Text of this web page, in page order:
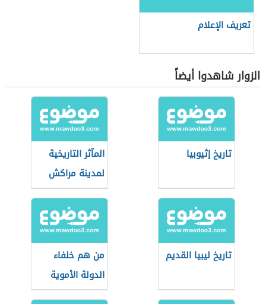
تعريف الإعلام
الزوار شاهدوا أيضاً
تاريخ إثيوبيا
المآثر التاريخية
لمدينة مراكش
تاريخ ليبيا القديم
من هم خلفاء
الدولة الأموية